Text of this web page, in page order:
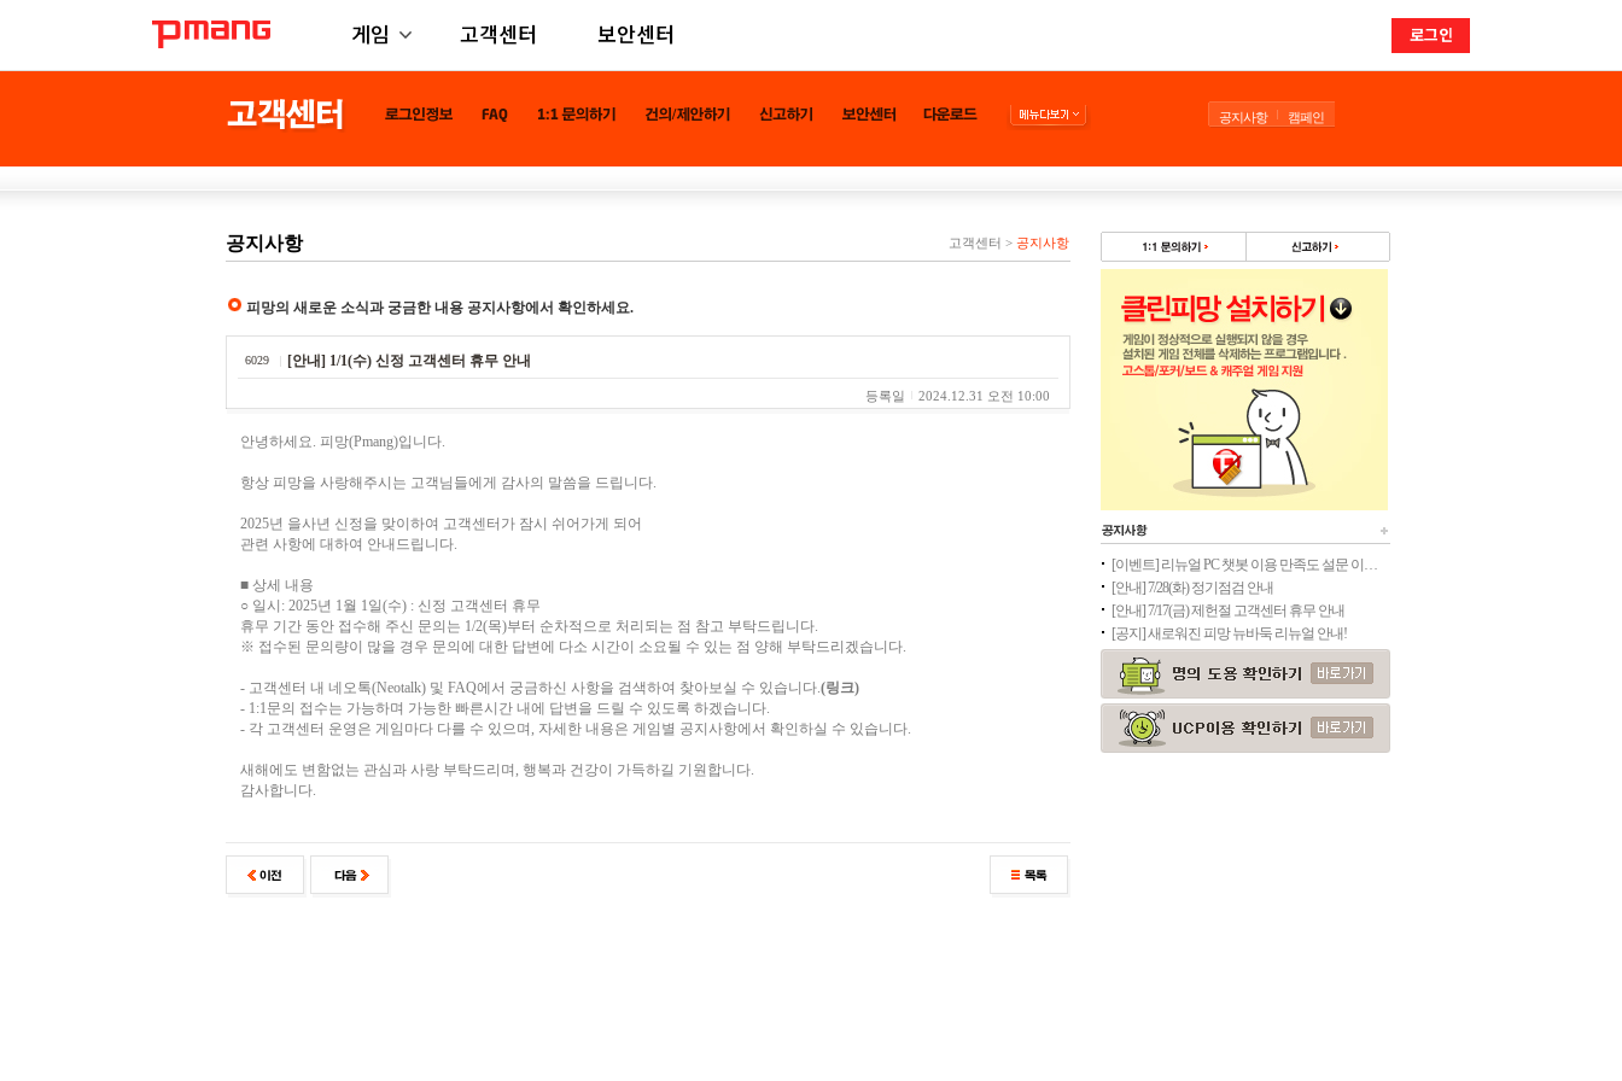
게임 고객센터 보안센터 로그인
공지사항 캠페인
공지사항 고객센터 > 공지사항
피망의 새로운 소식과 궁금한 내용 공지사항에서 확인하세요.
6029 [안내] 1/1(수) 신정 고객센터 휴무 안내
등록일 2024.12.31 오전 10:00
안녕하세요. 피망(Pmang)입니다.
항상 피망을 사랑해주시는 고객님들에게 감사의 말씀을 드립니다.
2025년 을사년 신정을 맞이하여 고객센터가 잠시 쉬어가게 되어
관련 사항에 대하여 안내드립니다.
■ 상세 내용
○ 일시: 2025년 1월 1일(수) : 신정 고객센터 휴무
휴무 기간 동안 접수해 주신 문의는 1/2(목)부터 순차적으로 처리되는 점 참고 부탁드립니다.
※ 접수된 문의량이 많을 경우 문의에 대한 답변에 다소 시간이 소요될 수 있는 점 양해 부탁드리겠습니다.
- 고객센터 내 네오톡(Neotalk) 및 FAQ에서 궁금하신 사항을 검색하여 찾아보실 수 있습니다.(링크)
- 1:1문의 접수는 가능하며 가능한 빠른시간 내에 답변을 드릴 수 있도록 하겠습니다.
- 각 고객센터 운영은 게임마다 다를 수 있으며, 자세한 내용은 게임별 공지사항에서 확인하실 수 있습니다.
새해에도 변함없는 관심과 사랑 부탁드리며, 행복과 건강이 가득하길 기원합니다.
감사합니다.
[이벤트] 리뉴얼 PC 챗봇 이용 만족도 설문 이벤트(종료)
[안내] 7/28(화) 정기점검 안내
[안내] 7/17(금) 제헌절 고객센터 휴무 안내
[공지] 새로워진 피망 뉴바둑 리뉴얼 안내!